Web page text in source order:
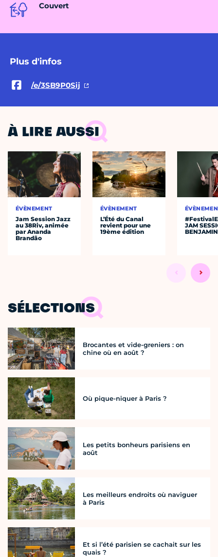
Couvert
Plus d'infos
/e/3SB9P0Sij
À LIRE AUSSI
ÉVÈNEMENT
Jam Session Jazz
au 38Riv, animée
par Ananda
Brandão
ÉVÈNEMENT
L’Été du Canal
revient pour une
19ème édition
JAM
SÉLECTIONS
Brocantes et vide-greniers : on
chine où en août ?
Où pique-niquer à Paris ?
Les petits bonheurs parisiens en
août
Les meilleurs endroits où naviguer
à Paris
Et si l’été parisien se cachait sur les
quais ?